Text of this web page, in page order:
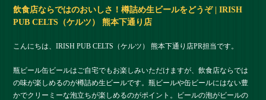
飲食店ならではのおいしさ！樽詰め生ビールをどうぞ | IRISH
PUB CELTS（ケルツ） 熊本下通り店
こんにちは、IRISH PUB CELTS（ケルツ） 熊本下通り店PR担当です。
瓶ビール缶ビールはご自宅でもお楽しみいただけますが、飲食店ならでは
の味が楽しめるのが樽詰め生ビールです。瓶ビールや缶ビールにはない豊
かでクリーミーな泡立ちが楽しめるのがポイント。ビールの泡がビールの